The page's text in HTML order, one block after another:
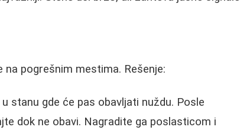
pogrešnim mestima. Rešenje:
stanu gde će pas obavljati nuždu. Posle
dok ne obavi. Nagradite ga poslasticom i